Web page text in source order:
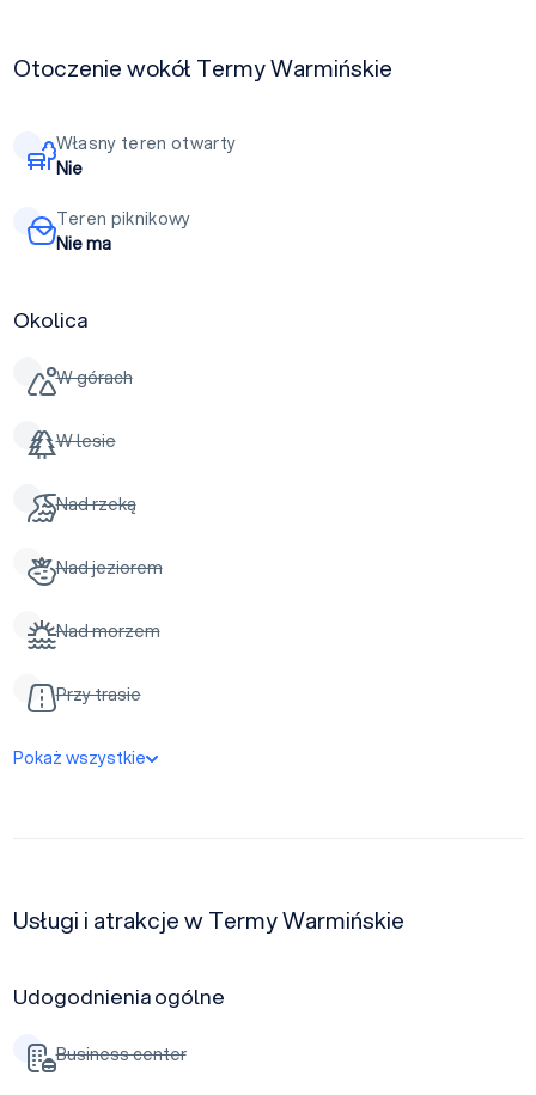
Otoczenie wokół Termy Warmińskie
Własny teren otwarty
Nie
Teren piknikowy
Nie ma
Okolica
W górach
W lesie
Nad rzeką
Nad jeziorem
Nad morzem
Przy trasie
Pokaż wszystkie
Usługi i atrakcje w Termy Warmińskie
Udogodnienia ogólne
Business center